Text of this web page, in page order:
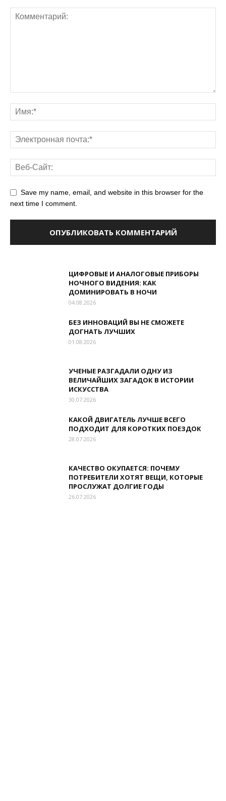
Save my name, email, and website in this browser for the
next time I comment.
ЦИФРОВЫЕ И АНАЛОГОВЫЕ ПРИБОРЫ
НОЧНОГО ВИДЕНИЯ: КАК
ДОМИНИРОВАТЬ В НОЧИ
04.08.2026
БЕЗ ИННОВАЦИЙ ВЫ НЕ СМОЖЕТЕ
ДОГНАТЬ ЛУЧШИХ
01.08.2026
УЧЕНЫЕ РАЗГАДАЛИ ОДНУ ИЗ
ВЕЛИЧАЙШИХ ЗАГАДОК В ИСТОРИИ
ИСКУССТВА
30.07.2026
КАКОЙ ДВИГАТЕЛЬ ЛУЧШЕ ВСЕГО
ПОДХОДИТ ДЛЯ КОРОТКИХ ПОЕЗДОК
28.07.2026
КАЧЕСТВО ОКУПАЕТСЯ: ПОЧЕМУ
ПОТРЕБИТЕЛИ ХОТЯТ ВЕЩИ, КОТОРЫЕ
ПРОСЛУЖАТ ДОЛГИЕ ГОДЫ
26.07.2026